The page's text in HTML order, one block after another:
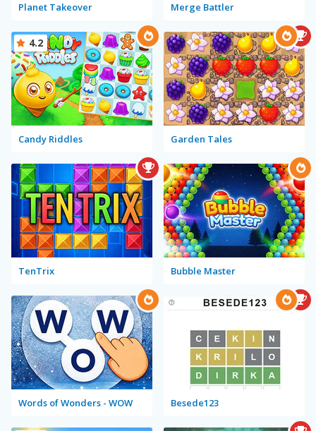
Planet Takeover Merge Battler
Candy Riddles
4.2
Garden Tales
TenTrix Bubble Master
Words of Wonders - WOW Besede123